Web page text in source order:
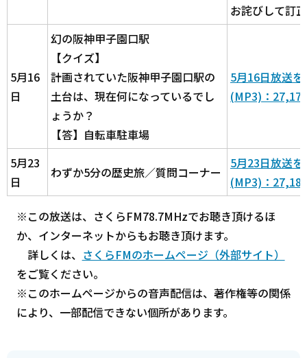
お詫びして訂
5月16
日
幻の阪神甲子園口駅
【クイズ】
計画されていた阪神甲子園口駅の
土台は、現在何になっているでし
ょうか？
【答】自転車駐車場
5月16日放送
(MP3)：
5月23
日
わずか5分の歴史旅／質問コーナー
5月23日放送
(MP3)：
※この放送は、さくらFM78.7MHzでお聴き頂けるほ
か、インターネットからもお聴き頂けます。
詳しくは、 さくらFMのホームページ（外部サイト）
をご覧ください。
※このホームページからの音声配信は、著作権等の関係
により、一部配信できない個所があります。